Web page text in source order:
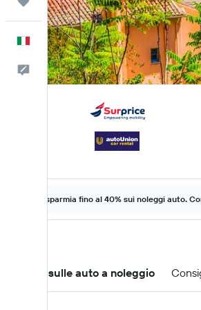
Italiano
Commenti
Risparmia fino al 40% sui noleggi auto.
Offerte sulle auto a noleggio